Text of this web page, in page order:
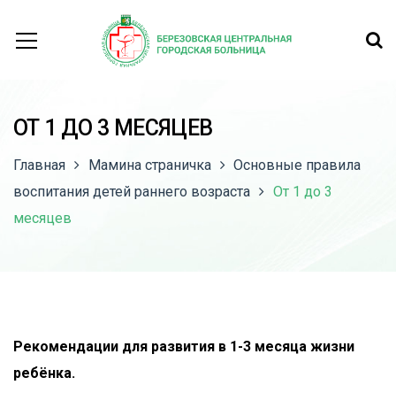
ОТ 1 ДО 3 МЕСЯЦЕВ
Главная Мамина страничка
Основные правила
воспитания детей раннего возраста
От 1 до 3
месяцев
Рекомендации для развития в 1-3 месяца жизни
ребёнка.